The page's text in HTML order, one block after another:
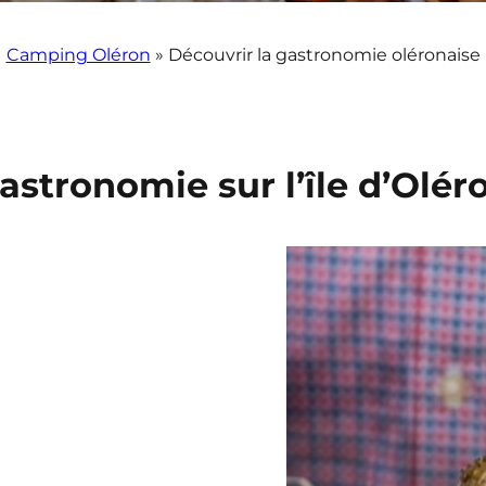
Camping Oléron » Découvrir la gastronomie oléronaise
sur l’île